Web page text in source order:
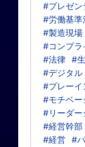
#プレゼン
#労働基準
#製造現場
#コンプラ
#法律 #
#デジタル
#プレーイ
#モチベー
#リーダー
#経営幹部
#経営 #